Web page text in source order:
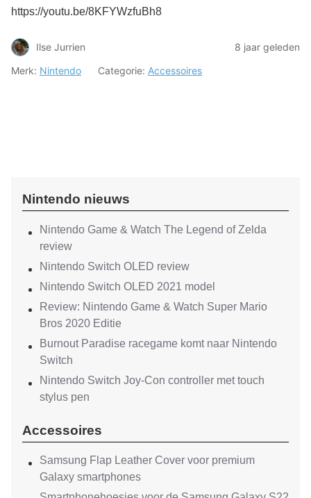
https://youtu.be/8KFYWzfuBh8
Ilse Jurrien
8 jaar geleden
Merk: Nintendo Categorie: Accessoires
Nintendo nieuws
Nintendo Game & Watch The Legend of Zelda
review
Nintendo Switch OLED review
Nintendo Switch OLED 2021 model
Review: Nintendo Game & Watch Super Mario
Bros 2020 Editie
Burnout Paradise racegame komt naar Nintendo
Switch
Nintendo Switch Joy-Con controller met touch
stylus pen
Accessoires
Samsung Flap Leather Cover voor premium
Galaxy smartphones